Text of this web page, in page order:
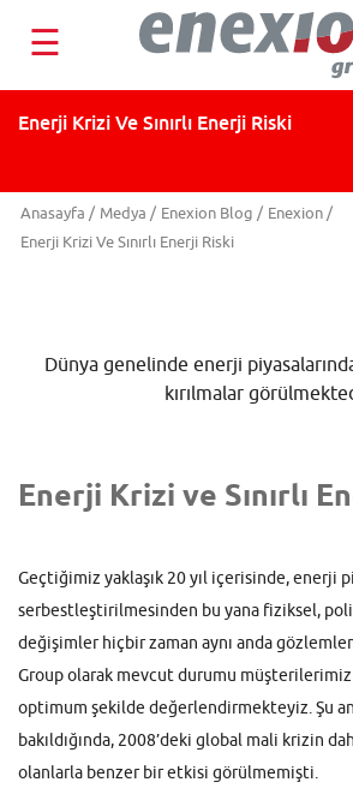
☰
Enerji Krizi Ve Sınırlı Enerji Riski
Anasayfa / Medya / Enexion Blog / Enexion /
Enerji Krizi Ve Sınırlı Enerji Riski
Dünya genelinde enerji
kırılmalar
Enerji Krizi ve Sınırlı
Geçtiğimiz yaklaşık 20 yıl içerisinde, enerji
serbestleştirilmesinden bu yana fiziksel,
değişimler hiçbir zaman aynı anda
Group olarak mevcut durumu
optimum şekilde değerlendirmekteyiz. Şu
bakıldığında, 2008’deki global mali krizin
olanlarla benzer bir etkisi görülmemişti.